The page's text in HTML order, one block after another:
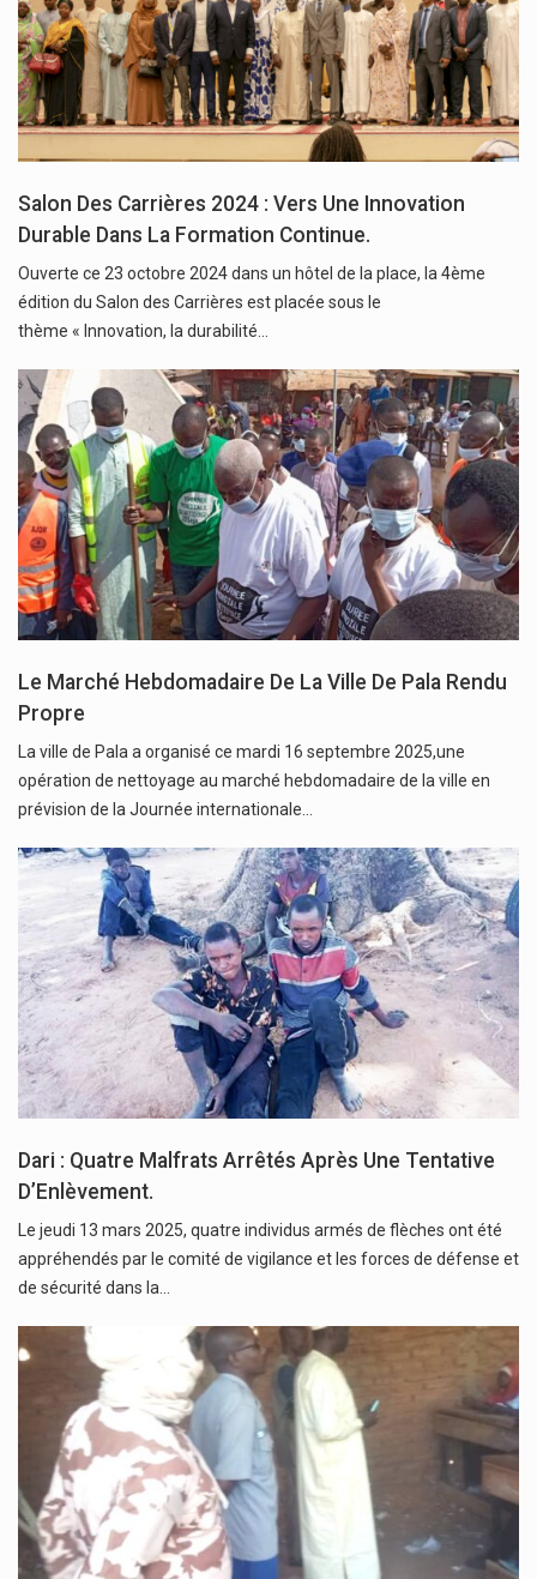
Salon Des Carrières 2024 : Vers Une Innovation
Durable Dans La Formation Continue.
Ouverte ce 23 octobre 2024 dans un hôtel de la place, la 4ème
édition du Salon des Carrières est placée sous le
thème « Innovation, la durabilité…
Le Marché Hebdomadaire De La Ville De Pala Rendu
Propre
La ville de Pala a organisé ce mardi 16 septembre 2025,une
opération de nettoyage au marché hebdomadaire de la ville en
prévision de la Journée internationale…
Dari : Quatre Malfrats Arrêtés Après Une Tentative
D’Enlèvement.
Le jeudi 13 mars 2025, quatre individus armés de flèches ont été
appréhendés par le comité de vigilance et les forces de défense et
de sécurité dans la…